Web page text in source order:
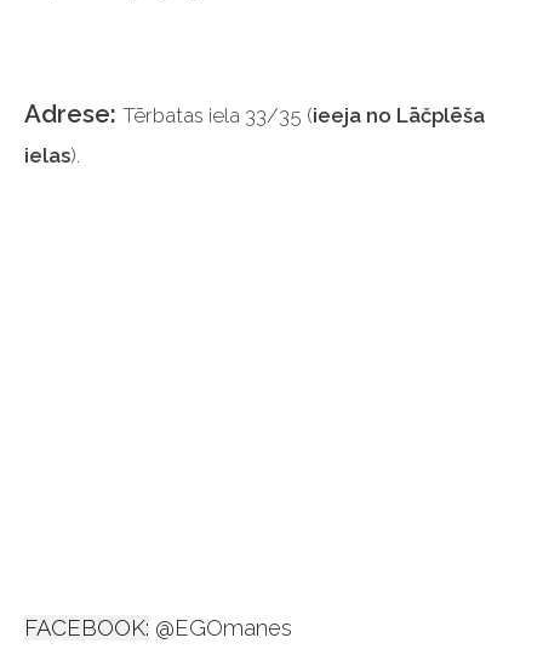
Adrese: Tērbatas iela 33/35 (ieeja no Lāčplēša
ielas).
FACEBOOK: @EGOmanes